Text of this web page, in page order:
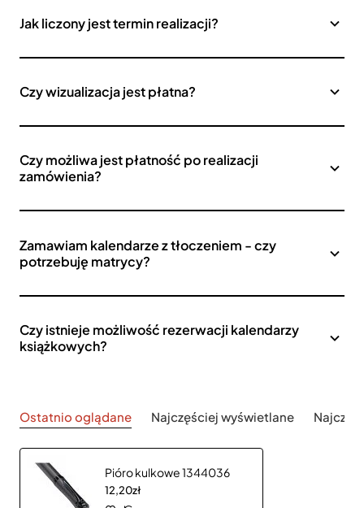
Jak liczony jest termin realizacji?
Czy wizualizacja jest płatna?
Czy możliwa jest płatność po realizacji
zamówienia?
Zamawiam kalendarze z tłoczeniem - czy
potrzebuję matrycy?
Czy istnieje możliwość rezerwacji kalendarzy
książkowych?
Ostatnio oglądane Najczęściej wyświetlane
Pióro kulkowe 1344036
12,20zł